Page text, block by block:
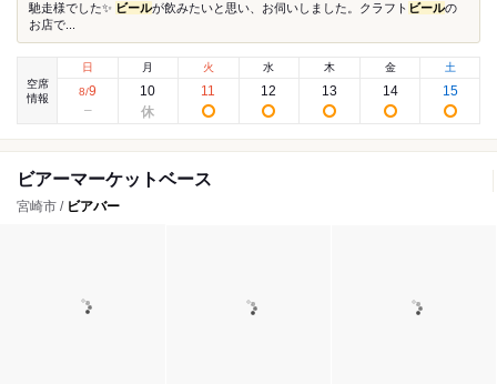
馳走様でした✨ ビールが飲みたいと思い、お伺いしました。クラフト ビールの
お店で...
空席
情報
日
8/9
月
10
火
11
水
12
木
13
金
14
土
15
ビアーマーケットベース
宮崎市 / ビアバー